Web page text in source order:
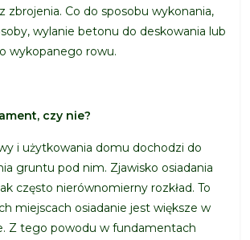
zbrojenia. Co do sposobu wykonania,
wylanie betonu do deskowania lub
wykopanego rowu.
czy nie?
i użytkowania domu dochodzi do
gruntu pod nim. Zjawisko osiadania
często nierównomierny rozkład. To
miejscach osiadanie jest większe w
Z tego powodu w fundamentach